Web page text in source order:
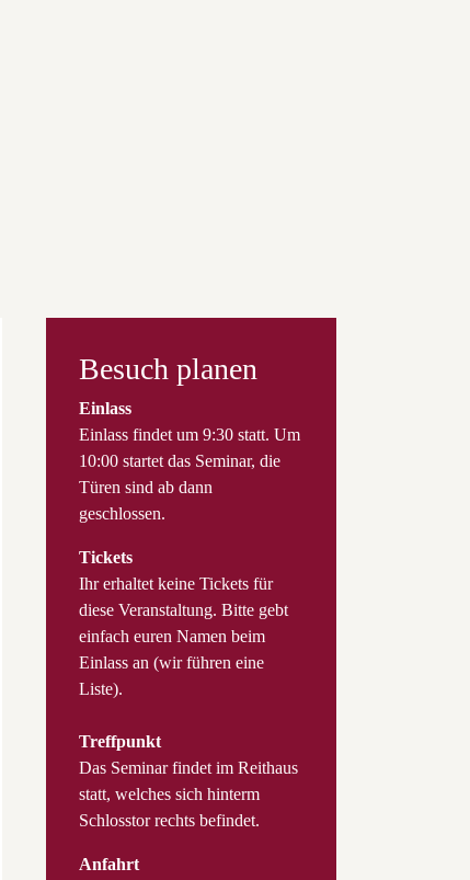
Besuch planen
Einlass
Einlass findet um 9:30 statt. Um
10:00 startet das Seminar, die
Türen sind ab dann
geschlossen.
Tickets
Ihr erhaltet keine Tickets für
diese Veranstaltung. Bitte gebt
einfach euren Namen beim
Einlass an (wir führen eine
Liste).
Treffpunkt
Das Seminar findet im Reithaus
statt, welches sich hinterm
Schlosstor rechts befindet.
Anfahrt